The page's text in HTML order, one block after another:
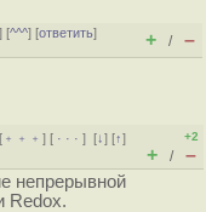
] [^^^] [ответить]
+ / –
﹢﹢﹢] [ · · ·][↓] [↑]
+2
+ / –
непрерывной
Redox.